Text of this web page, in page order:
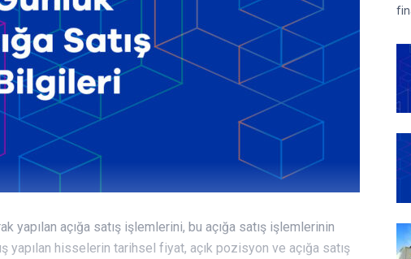
yapılan açığa satış işlemlerini, bu açığa satış işlemlerinin
yapılan hisselerin tarihsel fiyat, açık pozisyon ve açığa satış